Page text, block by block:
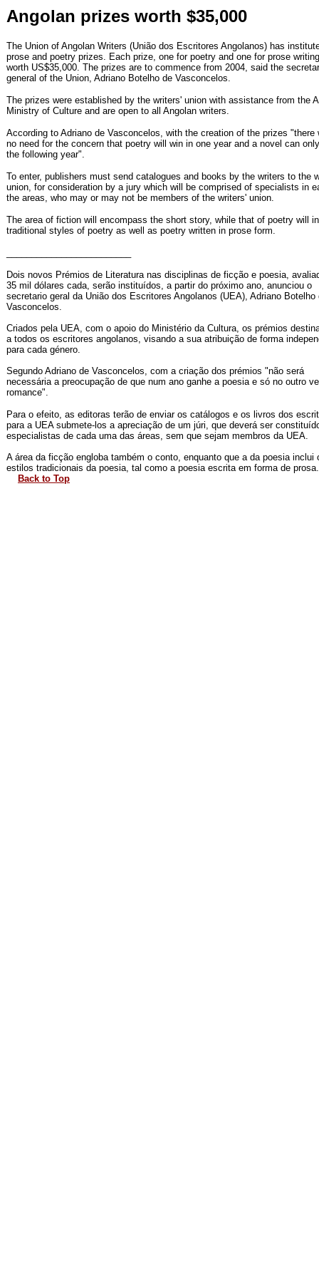
Angolan prizes worth $35,000
The Union of Angolan Writers (União dos Escritores Angolanos) has
prose and poetry prizes. Each prize, one for poetry and one for prose
worth US$35,000. The prizes are to commence from 2004, said the
general of the Union, Adriano Botelho de Vasconcelos.
The prizes were established by the writers' union with assistance from the
Ministry of Culture and are open to all Angolan writers.
According to Adriano de Vasconcelos, with the creation of the prizes "there
no need for the concern that poetry will win in one year and a novel can
the following year".
To enter, publishers must send catalogues and books by the writers to the
union, for consideration by a jury which will be comprised of specialists in
the areas, who may or may not be members of the writers' union.
The area of fiction will encompass the short story, while that of poetry will
traditional styles of poetry as well as poetry written in prose form.
Dois novos Prémios de Literatura nas disciplinas de ficção e poesia,
35 mil dólares cada, serão instituídos, a partir do próximo ano, anunciou o
secretario geral da União dos Escritores Angolanos (UEA), Adriano Botelho
Vasconcelos.
Criados pela UEA, com o apoio do Ministério da Cultura, os prémios
a todos os escritores angolanos, visando a sua atribuição de forma
para cada género.
Segundo Adriano de Vasconcelos, com a criação dos prémios "não será
necessária a preocupação de que num ano ganhe a poesia e só no outro
romance".
Para o efeito, as editoras terão de enviar os catálogos e os livros dos
para a UEA submete-los a apreciação de um júri, que deverá ser
especialistas de cada uma das áreas, sem que sejam membros da UEA.
A área da ficção engloba também o conto, enquanto que a da poesia inclui
estilos tradicionais da poesia, tal como a poesia escrita em forma de prosa.
Back to Top